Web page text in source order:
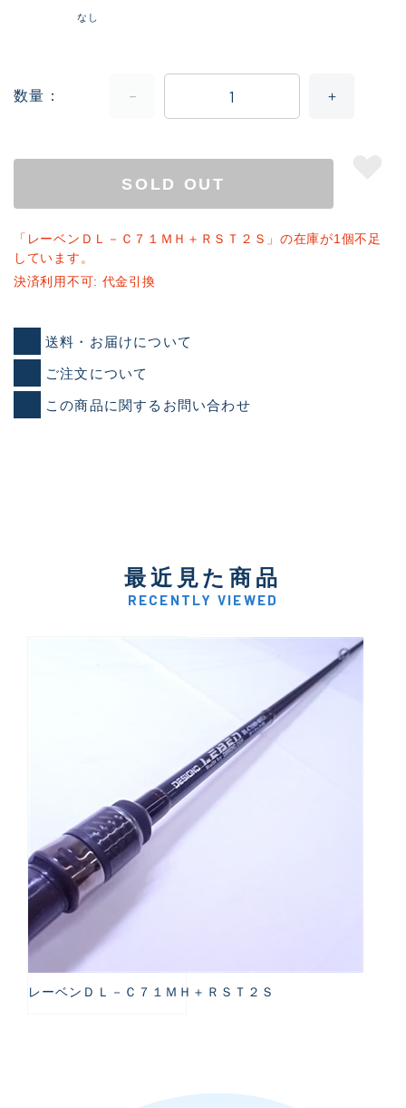
なし
数量
SOLD OUT
「レーベンＤＬ－Ｃ７１ＭＨ＋ＲＳＴ２Ｓ」の在庫が1個不足
しています。
決済利用不可: 代金引換
送料・お届けについて
ご注文について
この商品に関するお問い合わせ
最近見た商品
RECENTLY VIEWED
レーベンＤＬ－Ｃ７１ＭＨ＋ＲＳＴ２Ｓ